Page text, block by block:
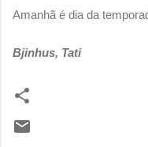
Amanhã é dia da
Bjinhus, Tati